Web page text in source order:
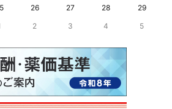
26 27 28
29
2 3 4 5